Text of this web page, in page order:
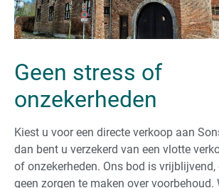
Geen stress of
onzekerheden
Kiest u voor een directe verkoop aan
dan bent u verzekerd van een vlotte
of onzekerheden. Ons bod is
geen zorgen te maken over voorbehoud.